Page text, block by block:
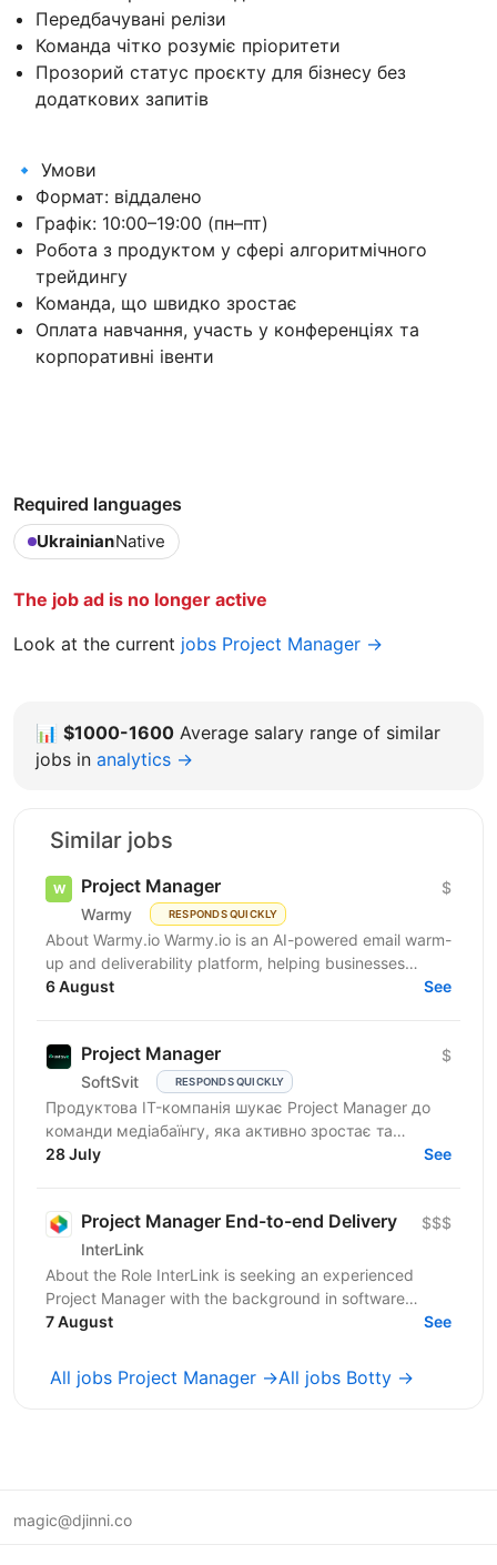
Передбачувані релізи
Команда чітко розуміє пріоритети
Прозорий статус проєкту для бізнесу без
додаткових запитів
🔹 Умови
Формат: віддалено
Графік: 10:00–19:00 (пн–пт)
Робота з продуктом у сфері алгоритмічного
трейдингу
Команда, що швидко зростає
Оплата навчання, участь у конференціях та
корпоративні івенти
Required languages
UkrainianNative
The job ad is no longer active
Look at the current jobs Project Manager →
📊 $1000-1600 Average salary range of similar
jobs in analytics →
Similar jobs
Project Manager
Warmy RESPONDS QUICKLY
$
About Warmy.io Warmy.io is an AI-powered email warm-
up and deliverability platform, helping businesses
improve inbox placement and ensure their emails
6 August See
Project Manager
SoftSvit RESPONDS QUICKLY
$
Продуктова IT-компанія шукає Project Manager до
команди медіабаїнгу, яка активно зростає та
масштабує рекламні проєкти на різних ринках.
28 July See
Project Manager End-to-end Delivery
InterLink
$$$
About the Role InterLink is seeking an experienced
Project Manager with the background in software
development and IT to join our Project Management
7 August See
All jobs Project Manager →All jobs Botty →
magic@djinni.co